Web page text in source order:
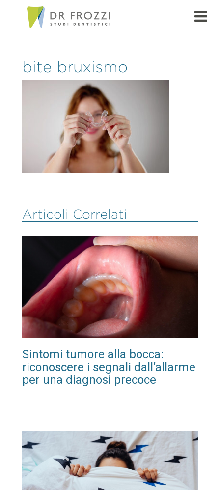
bite bruxismo
Articoli Correlati
Sintomi tumore alla bocca:
riconoscere i segnali dall’allarme
per una diagnosi precoce